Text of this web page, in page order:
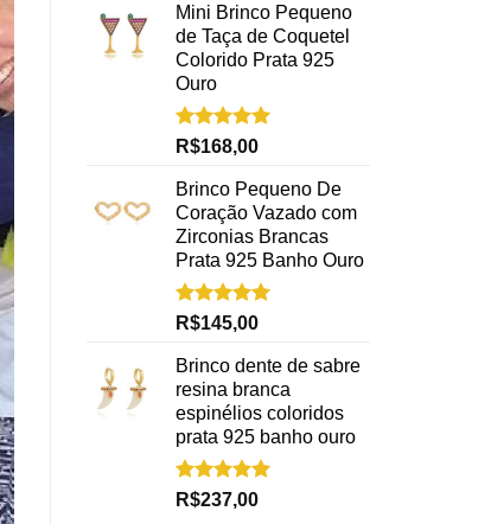
Mini Brinco Pequeno
de Taça de Coquetel
Colorido Prata 925
Ouro
Avaliação
R$168,00
Brinco Pequeno De
Coração Vazado com
Zirconias Brancas
Prata 925 Banho Ouro
Avaliação
R$145,00
Brinco dente de sabre
resina branca
espinélios coloridos
prata 925 banho ouro
Avaliação
R$237,00